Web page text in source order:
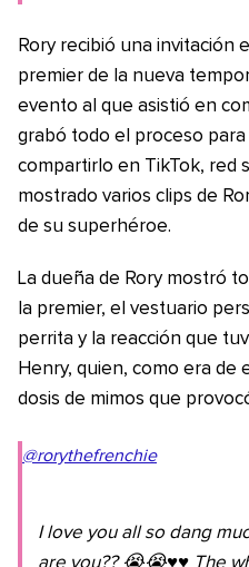
Rory recibió una invitación
premier de la nueva
evento al que asistió en
grabó todo el proceso
compartirlo en TikTok, red
mostrado varios clips de
de su superhéroe.
La dueña de Rory mostró
la premier, el vestuario
perrita y la reacción que
Henry, quien, como era de
dosis de mimos que
@rorythefrenchie
I love you all so dang
are you?? 😭😭♥️♥️ The